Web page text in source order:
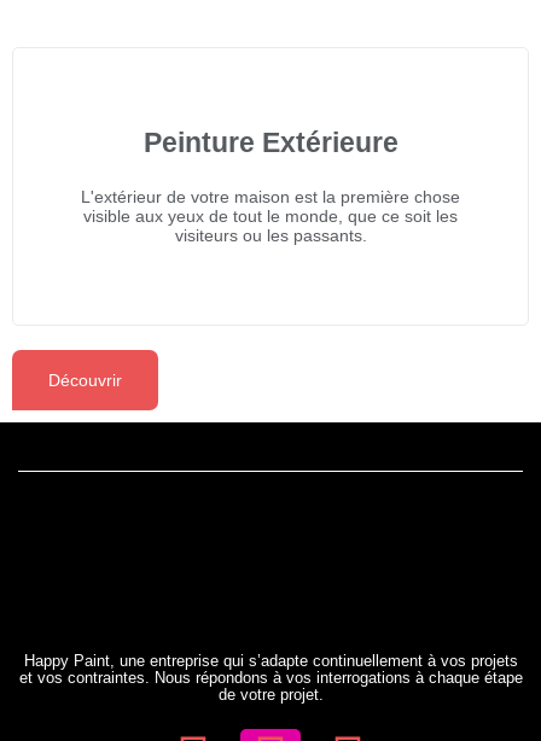
Peinture Extérieure
L'extérieur de votre maison est la première chose
visible aux yeux de tout le monde, que ce soit les
visiteurs ou les passants.
Découvrir
Happy Paint, une entreprise qui s’adapte continuellement à vos projets
et vos contraintes. Nous répondons à vos interrogations à chaque étape
de votre projet.